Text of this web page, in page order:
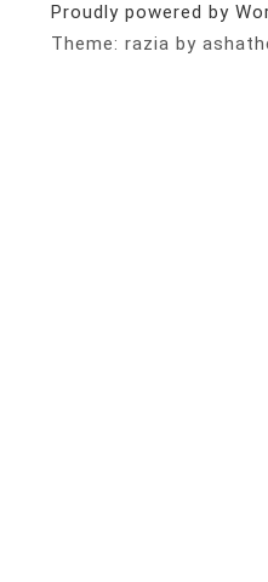
Proudly powered by
Theme: razia by